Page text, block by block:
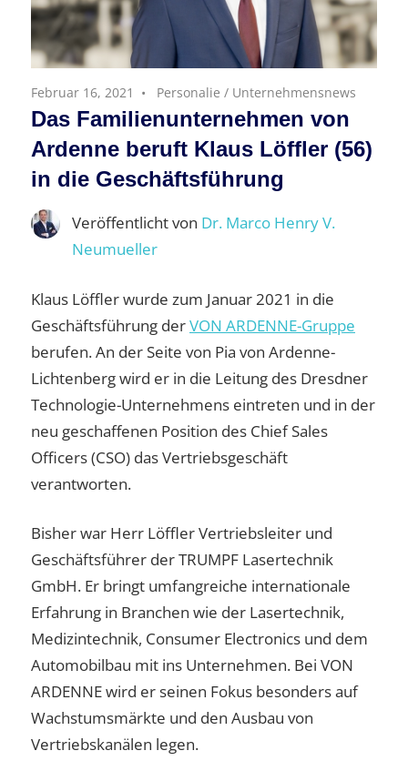
Februar 16, 2021 Personalie / Unternehmensnews
Das Familienunternehmen von
Ardenne beruft Klaus Löffler (56)
in die Geschäftsführung
Veröffentlicht von Dr. Marco Henry V.
Neumueller
Klaus Löffler wurde zum Januar 2021 in die
Geschäftsführung derVON ARDENNE-Gruppe
berufen. An der Seite von Pia von Ardenne-
Lichtenberg wird er in die Leitung des Dresdner
Technologie-Unternehmens eintreten und in der
neu geschaffenen Position des Chief Sales
Officers (CSO) das Vertriebsgeschäft
verantworten.
Bisher war Herr Löffler Vertriebsleiter und
Geschäftsführer der TRUMPF Lasertechnik
GmbH. Er bringt umfangreiche internationale
Erfahrung in Branchen wie der Lasertechnik,
Medizintechnik, Consumer Electronics und dem
Automobilbau mit ins Unternehmen. Bei VON
ARDENNE wird er seinen Fokus besonders auf
Wachstumsmärkte und den Ausbau von
Vertriebskanälen legen.